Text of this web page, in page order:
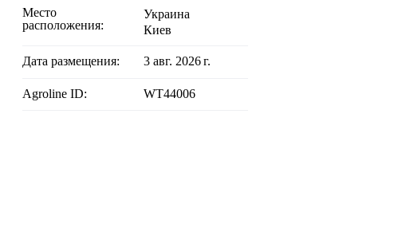
Место
расположения:
Украина
Киев
Дата размещения: 3 авг. 2026 г.
Agroline ID: WT44006